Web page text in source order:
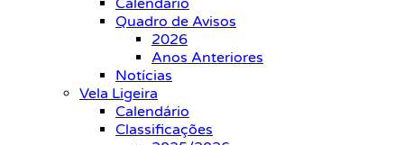
Calendário
Quadro de Avisos
2026
Anos Anteriores
Notícias
Vela Ligeira
Calendário
Classificações